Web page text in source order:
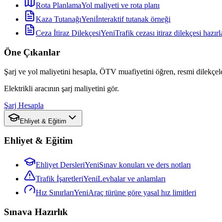
Rota PlanlamaYol maliyeti ve rota planı
Kaza TutanağıYeniİnteraktif tutanak örneği
Ceza İtiraz DilekçesiYeniTrafik cezası itiraz dilekçesi
Öne Çıkanlar
Şarj ve yol maliyetini hesapla, ÖTV muafiyetini öğren, resmi
Elektrikli aracının şarj maliyetini gör.
Şarj Hesapla
Ehliyet & Eğitim
Ehliyet & Eğitim
Ehliyet DersleriYeniSınav konuları ve ders notları
Trafik İşaretleriYeniLevhalar ve anlamları
Hız SınırlarıYeniAraç türüne göre yasal hız limitleri
Sınava Hazırlık